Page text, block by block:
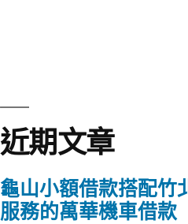
近期文章
龜山小額借款搭配竹
服務的萬華機車借款